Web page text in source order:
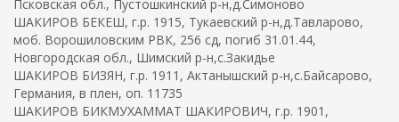
Псковская обл., Пустошкинский р-н,д.Симоново
ШАКИРОВ БЕКЕШ, г.р. 1915, Тукаевский р-н,д.Тавларово,
моб. Ворошиловским РВК, 256 сд, погиб 31.01.44,
Новгородская обл., Шимский р-н,с.Закидье
ШАКИРОВ БИЗЯН, г.р. 1911, Актанышский р-н,с.Байсарово,
Германия, в плен, оп. 11735
ШАКИРОВ БИКМУХАММАТ ШАКИРОВИЧ, г.р. 1901,